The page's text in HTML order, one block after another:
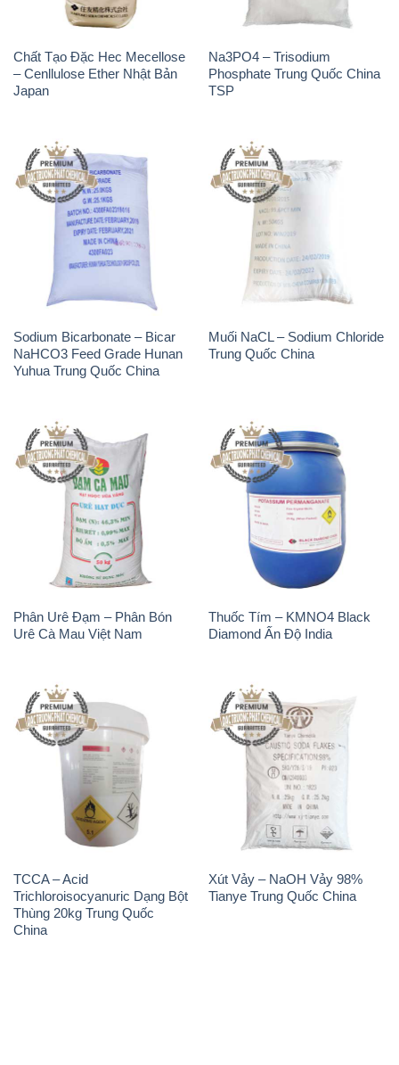
Chất Tạo Đặc Hec Mecellose
– Cenllulose Ether Nhật Bản
Japan
Na3PO4 – Trisodium
Phosphate Trung Quốc China
TSP
Sodium Bicarbonate – Bicar
NaHCO3 Feed Grade Hunan
Yuhua Trung Quốc China
Muối NaCL – Sodium Chloride
Trung Quốc China
Phân Urê Đạm – Phân Bón
Urê Cà Mau Việt Nam
Thuốc Tím – KMNO4 Black
Diamond Ấn Độ India
TCCA – Acid
Trichloroisocyanuric Dạng Bột
Thùng 20kg Trung Quốc
China
Xút Vảy – NaOH Vảy 98%
Tianye Trung Quốc China